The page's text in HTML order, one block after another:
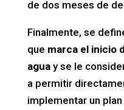
de dos meses de
Finalmente, se
que marca el inicio
aguay se le
a permitir
implementar un